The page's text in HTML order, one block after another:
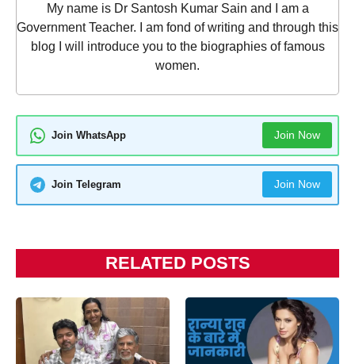
My name is Dr Santosh Kumar Sain and I am a
Government Teacher. I am fond of writing and through this
blog I will introduce you to the biographies of famous
women.
Join WhatsApp Join Now
Join Telegram Join Now
RELATED POSTS